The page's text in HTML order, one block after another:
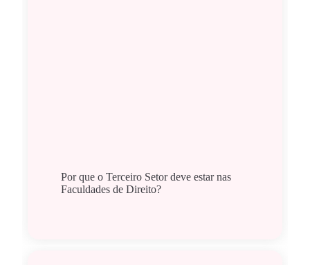
Por que o Terceiro Setor deve estar nas
Faculdades de Direito?